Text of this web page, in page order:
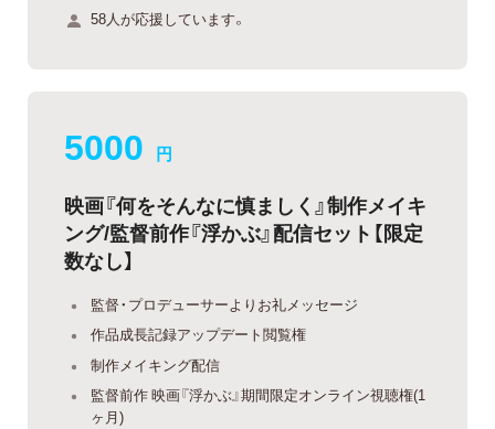
58人が応援しています。
5000 円
映画『何をそんなに慎ましく』制作メイキ
ング/監督前作『浮かぶ』配信セット【限定
数なし】
監督・プロデューサーよりお礼メッセージ
作品成長記録アップデート閲覧権
制作メイキング配信
監督前作 映画『浮かぶ』期間限定オンライン視聴権(1
ヶ月)